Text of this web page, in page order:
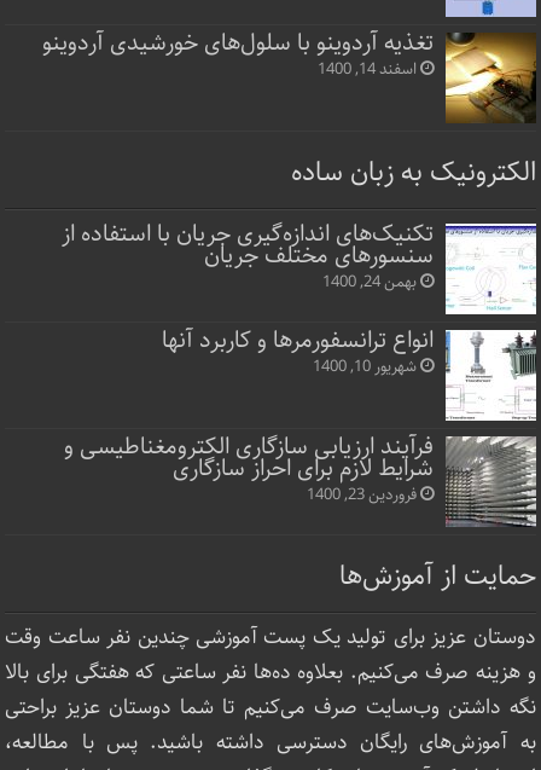
تغذیه آردوینو با سلول‌های خورشیدی آردوینو
اسفند 14, 1400
الکترونیک به زبان ساده
تکنیک‌های اندازه‌گیری جریان با استفاده از
سنسورهای مختلف جریان
بهمن 24, 1400
انواع ترانسفورمرها و کاربرد آنها
شهریور 10, 1400
فرآیند ارزیابی سازگاری الکترومغناطیسی و
شرایط لازم برای احراز سازگاری
فروردین 23, 1400
حمایت از آموزش‌ها
دوستان عزیز برای تولید یک پست آموزشی چندین نفر ساعت‌ وقت
و هزینه صرف می‌کنیم. بعلاوه ده‌ها نفر ساعتی که هفتگی برای بالا
نگه داشتن وب‌سایت صرف ‌می‌کنیم تا شما دوستان عزیز براحتی
به آموزش‌های رایگان دسترسی داشته باشید. پس با مطالعه،